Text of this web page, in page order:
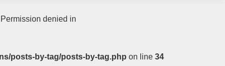
denied in
posts-by-tag/posts-by-tag.php on line 34